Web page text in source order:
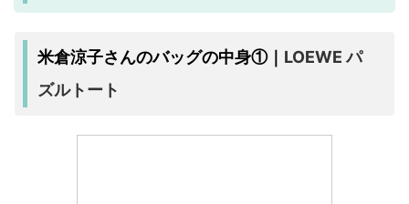
米倉涼子さんのバッグの中身①｜ LOEWE パ
ズルトート